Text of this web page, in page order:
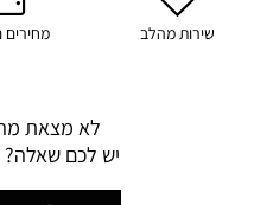
שירות מהלב מחירים
לא מצאת
יש לכם